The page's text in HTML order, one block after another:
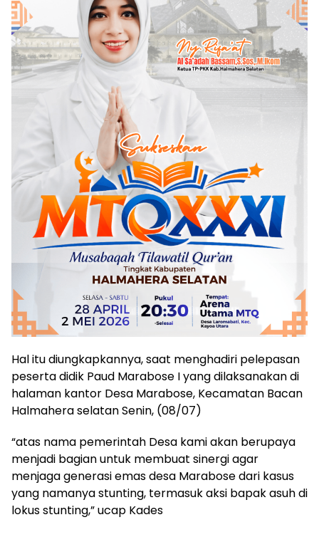
Hal itu diungkapkannya, saat menghadiri pelepasan
peserta didik Paud Marabose I yang dilaksanakan di
halaman kantor Desa Marabose, Kecamatan Bacan
Halmahera selatan Senin, (08/07)
“atas nama pemerintah Desa kami akan berupaya
menjadi bagian untuk membuat sinergi agar
menjaga generasi emas desa Marabose dari kasus
yang namanya stunting, termasuk aksi bapak asuh di
lokus stunting,” ucap Kades